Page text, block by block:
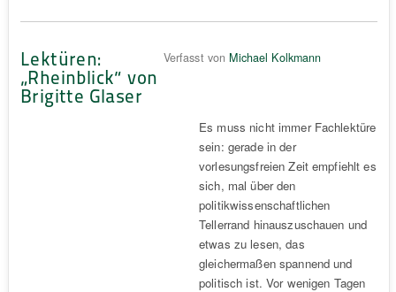
Lektüren:
„Rheinblick“ von
Brigitte Glaser
Verfasst von Michael Kolkmann
Es muss nicht immer Fachlektüre
sein: gerade in der
vorlesungsfreien Zeit empfiehlt es
sich, mal über den
politikwissenschaftlichen
Tellerrand hinauszuschauen und
etwas zu lesen, das
gleichermaßen spannend und
politisch ist. Vor wenigen Tagen